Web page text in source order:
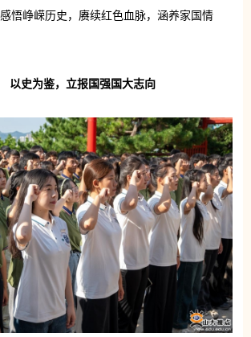
悟峥嵘历史，赓续红色血脉，涵养家国情
以史为鉴，立报国强国大志向